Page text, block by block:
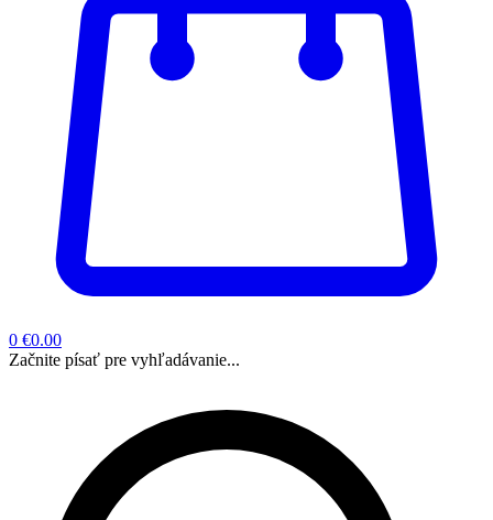
0 €0.00
Začnite písať pre vyhľadávanie...